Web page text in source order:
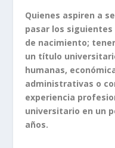
Quienes aspiren a
pasar los
de nacimiento;
un título
humanas,
administrativas o
experiencia
universitario en un
años.